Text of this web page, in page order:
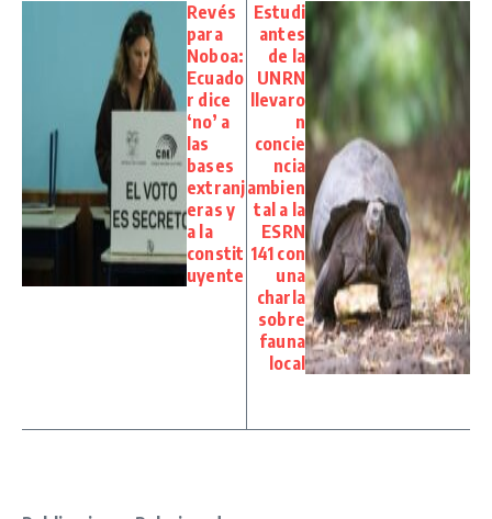
Revés
para
Noboa:
Ecuado
r dice
‘no’ a
las
bases
extranj
eras y
a la
constit
uyente
Estudi
antes
de la
UNRN
llevaro
n
concie
ncia
ambien
tal a la
ESRN
141 con
una
charla
sobre
fauna
local